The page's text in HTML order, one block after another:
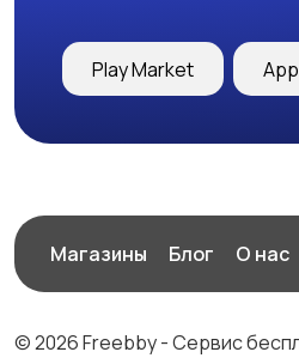
Play Market
Магазины Блог О нас
© 2026 Freebby - Сервис